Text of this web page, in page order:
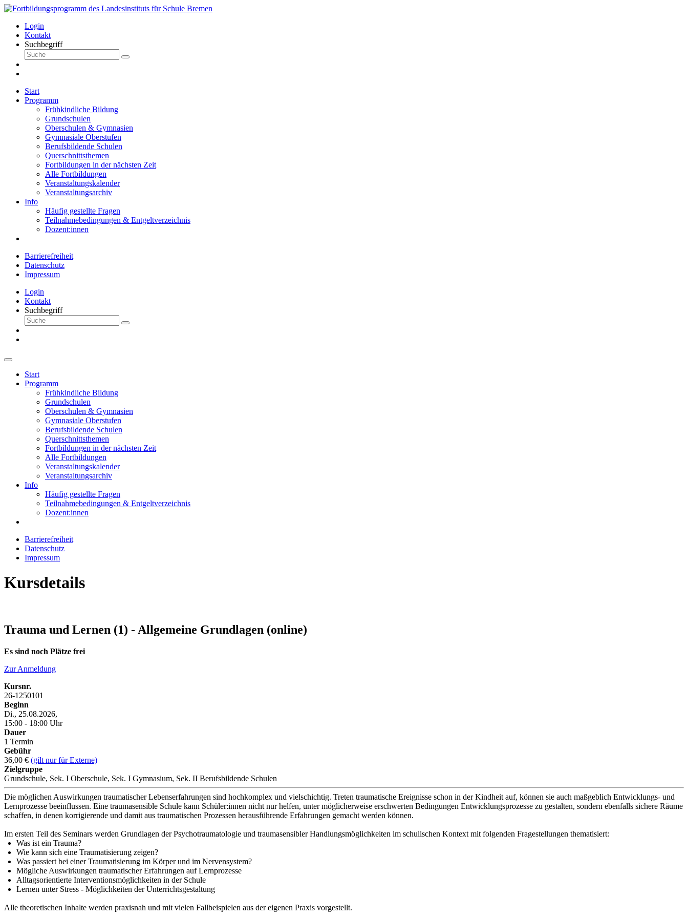
Login
Kontakt
Suchbegriff
Start
Programm
Frühkindliche Bildung
Grundschulen
Oberschulen & Gymnasien
Gymnasiale Oberstufen
Berufsbildende Schulen
Querschnittsthemen
Fortbildungen in der nächsten Zeit
Alle Fortbildungen
Veranstaltungskalender
Veranstaltungsarchiv
Info
Häufig gestellte Fragen
Teilnahmebedingungen & Entgeltverzeichnis
Dozent:innen
Barrierefreiheit
Datenschutz
Impressum
Login
Kontakt
Suchbegriff
Start
Programm
Frühkindliche Bildung
Grundschulen
Oberschulen & Gymnasien
Gymnasiale Oberstufen
Berufsbildende Schulen
Querschnittsthemen
Fortbildungen in der nächsten Zeit
Alle Fortbildungen
Veranstaltungskalender
Veranstaltungsarchiv
Info
Häufig gestellte Fragen
Teilnahmebedingungen & Entgeltverzeichnis
Dozent:innen
Barrierefreiheit
Datenschutz
Impressum
Kursdetails
Trauma und Lernen (1) - Allgemeine Grundlagen (online)
Es sind noch Plätze frei
Zur Anmeldung
Kursnr.
26-1250101
Beginn
Di., 25.08.2026,
15:00 - 18:00 Uhr
Dauer
1 Termin
Gebühr
36,00 € (gilt nur für Externe)
Zielgruppe
Grundschule, Sek. I Oberschule, Sek. I Gymnasium, Sek. II Berufsbildende Schulen
Die möglichen Auswirkungen traumatischer Lebenserfahrungen sind hochkomplex und vielschichtig. Treten traumatische Ereignisse schon in der Kindheit auf, können sie auch maßgeblich Entwicklungs- und
Lernprozesse beeinflussen. Eine traumasensible Schule kann Schüler:innen nicht nur helfen, unter möglicherweise erschwerten Bedingungen Entwicklungsprozesse zu gestalten, sondern ebenfalls sichere Räume
schaffen, in denen korrigierende und damit aus traumatischen Prozessen herausführende Erfahrungen gemacht werden können.
Im ersten Teil des Seminars werden Grundlagen der Psychotraumatologie und traumasensibler Handlungsmöglichkeiten im schulischen Kontext mit folgenden Fragestellungen thematisiert:
Was ist ein Trauma?
Wie kann sich eine Traumatisierung zeigen?
Was passiert bei einer Traumatisierung im Körper und im Nervensystem?
Mögliche Auswirkungen traumatischer Erfahrungen auf Lernprozesse
Alltagsorientierte Interventionsmöglichkeiten in der Schule
Lernen unter Stress - Möglichkeiten der Unterrichtsgestaltung
Alle theoretischen Inhalte werden praxisnah und mit vielen Fallbeispielen aus der eigenen Praxis vorgestellt.